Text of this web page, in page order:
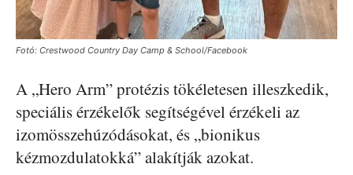
Fotó: Crestwood Country Day Camp & School/Facebook
A „Hero Arm” protézis tökéletesen illeszkedik,
speciális érzékelők segítségével érzékeli az
izomösszehúzódásokat, és „bionikus
kézmozdulatokká” alakítják azokat.